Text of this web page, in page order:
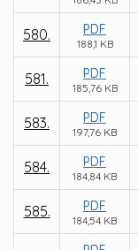
580. PDF
188,1 KB
581. PDF
185,76 KB
583. PDF
197,76 KB
584. PDF
184,84 KB
585. PDF
184,54 KB